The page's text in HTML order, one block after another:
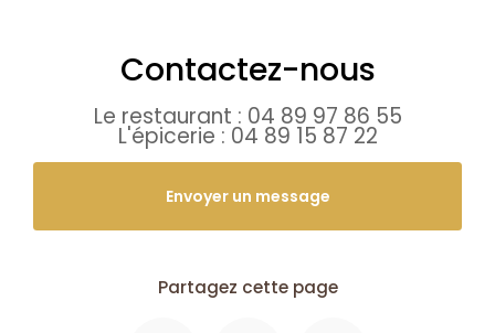
Contactez-nous
Le restaurant : 04 89 97 86 55
L'épicerie : 04 89 15 87 22
Envoyer un message
Partagez cette page